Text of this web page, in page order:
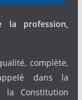
la profession,
complète,
dans la
la Constitution